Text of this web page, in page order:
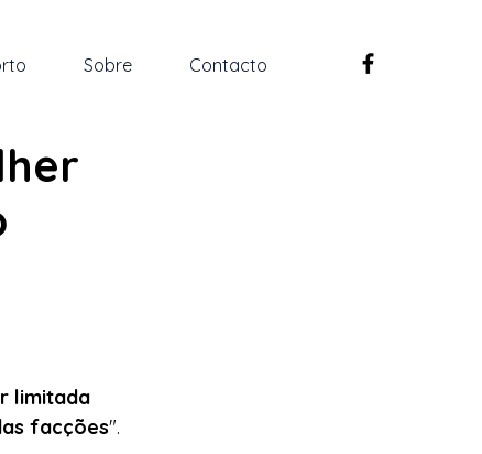
Sobre Contacto
limitada
facções".